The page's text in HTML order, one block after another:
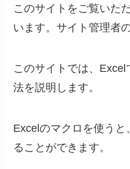
このサイトをご覧いた
います。サイト管理者
このサイトでは、
法を説明します。
Excelのマクロを使う
ることができます。